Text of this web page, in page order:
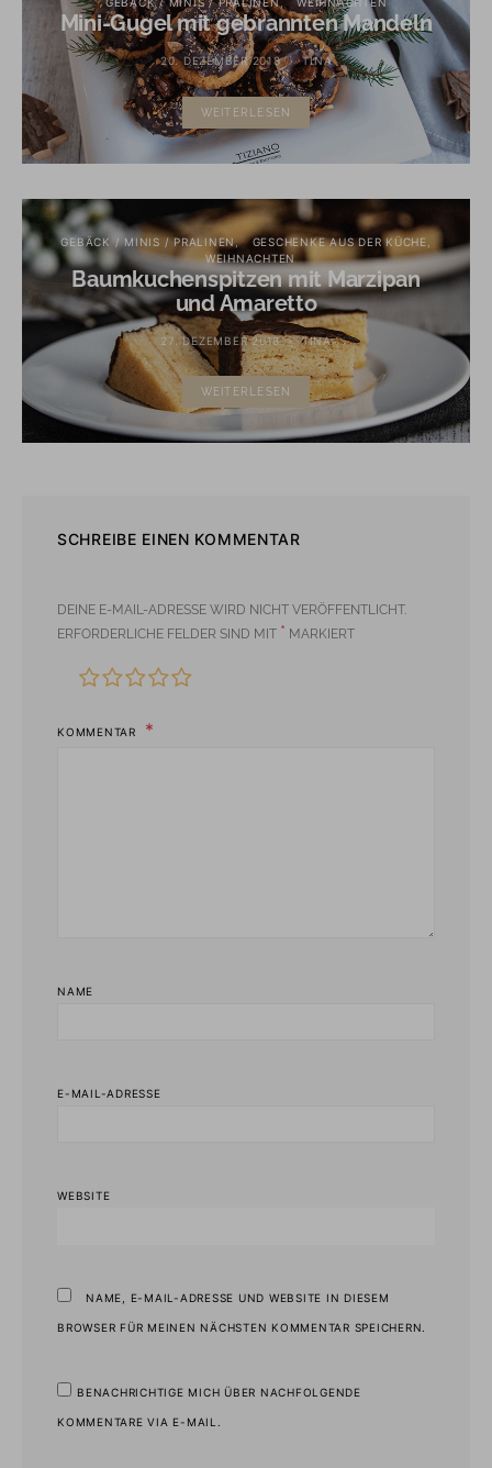
Mini-Gugel mit gebrannten Mandeln
20. DEZEMBER 2018 TINA
WEITERLESEN
GEBÄCK / MINIS / PRALINEN
GESCHENKE AUS DER KÜCHE
WEIHNACHTEN
Baumkuchenspitzen mit Marzipan
und Amaretto
27. DEZEMBER 2018 TINA
WEITERLESEN
SCHREIBE EINEN KOMMENTAR
DEINE E-MAIL-ADRESSE WIRD NICHT VERÖFFENTLICHT.
ERFORDERLICHE FELDER SIND MIT * MARKIERT
KOMMENTAR
NAME
E-MAIL-ADRESSE
WEBSITE
NAME, E-MAIL-ADRESSE UND WEBSITE IN DIESEM
BROWSER FÜR MEINEN NÄCHSTEN KOMMENTAR SPEICHERN.
BENACHRICHTIGE MICH ÜBER NACHFOLGENDE
KOMMENTARE VIA E-MAIL.